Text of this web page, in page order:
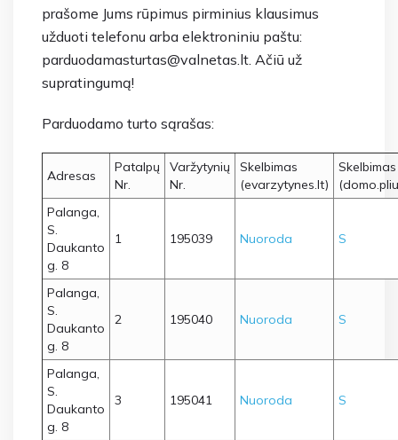
prašome Jums rūpimus pirminius klausimus
užduoti telefonu arba elektroniniu paštu:
parduodamasturtas@valnetas.lt. Ačiū už
supratingumą!
Parduodamo turto sąrašas:
Adresas
Patalpų
Nr.
Varžytynių
Nr.
Skelbimas
(evarzytynes.lt)
Skelbimas
Palanga,
S.
Daukanto
g. 8
1 195039 Nuoroda S
Palanga,
S.
Daukanto
g. 8
2 195040 Nuoroda S
Palanga,
S.
Daukanto
g. 8
3 195041 Nuoroda S